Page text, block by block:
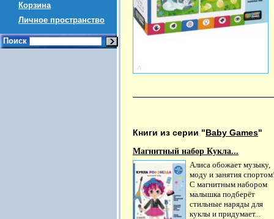
Корзина
Личное пространство
Поиск
Книги из серии "Baby Games"
Магнитный набор Кукла...
Алиса обожает музыку,
моду и занятия
С магнитным набором
малышка подберёт
стильные наряды для
куклы и придумает...